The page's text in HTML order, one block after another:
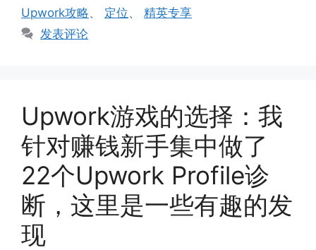
Upwork攻略、 定位、 精英专享
发表评论
Upwork游戏的选择：我
针对赚钱新手集中做了
22个Upwork Profile诊
断，这里是一些有趣的发
现